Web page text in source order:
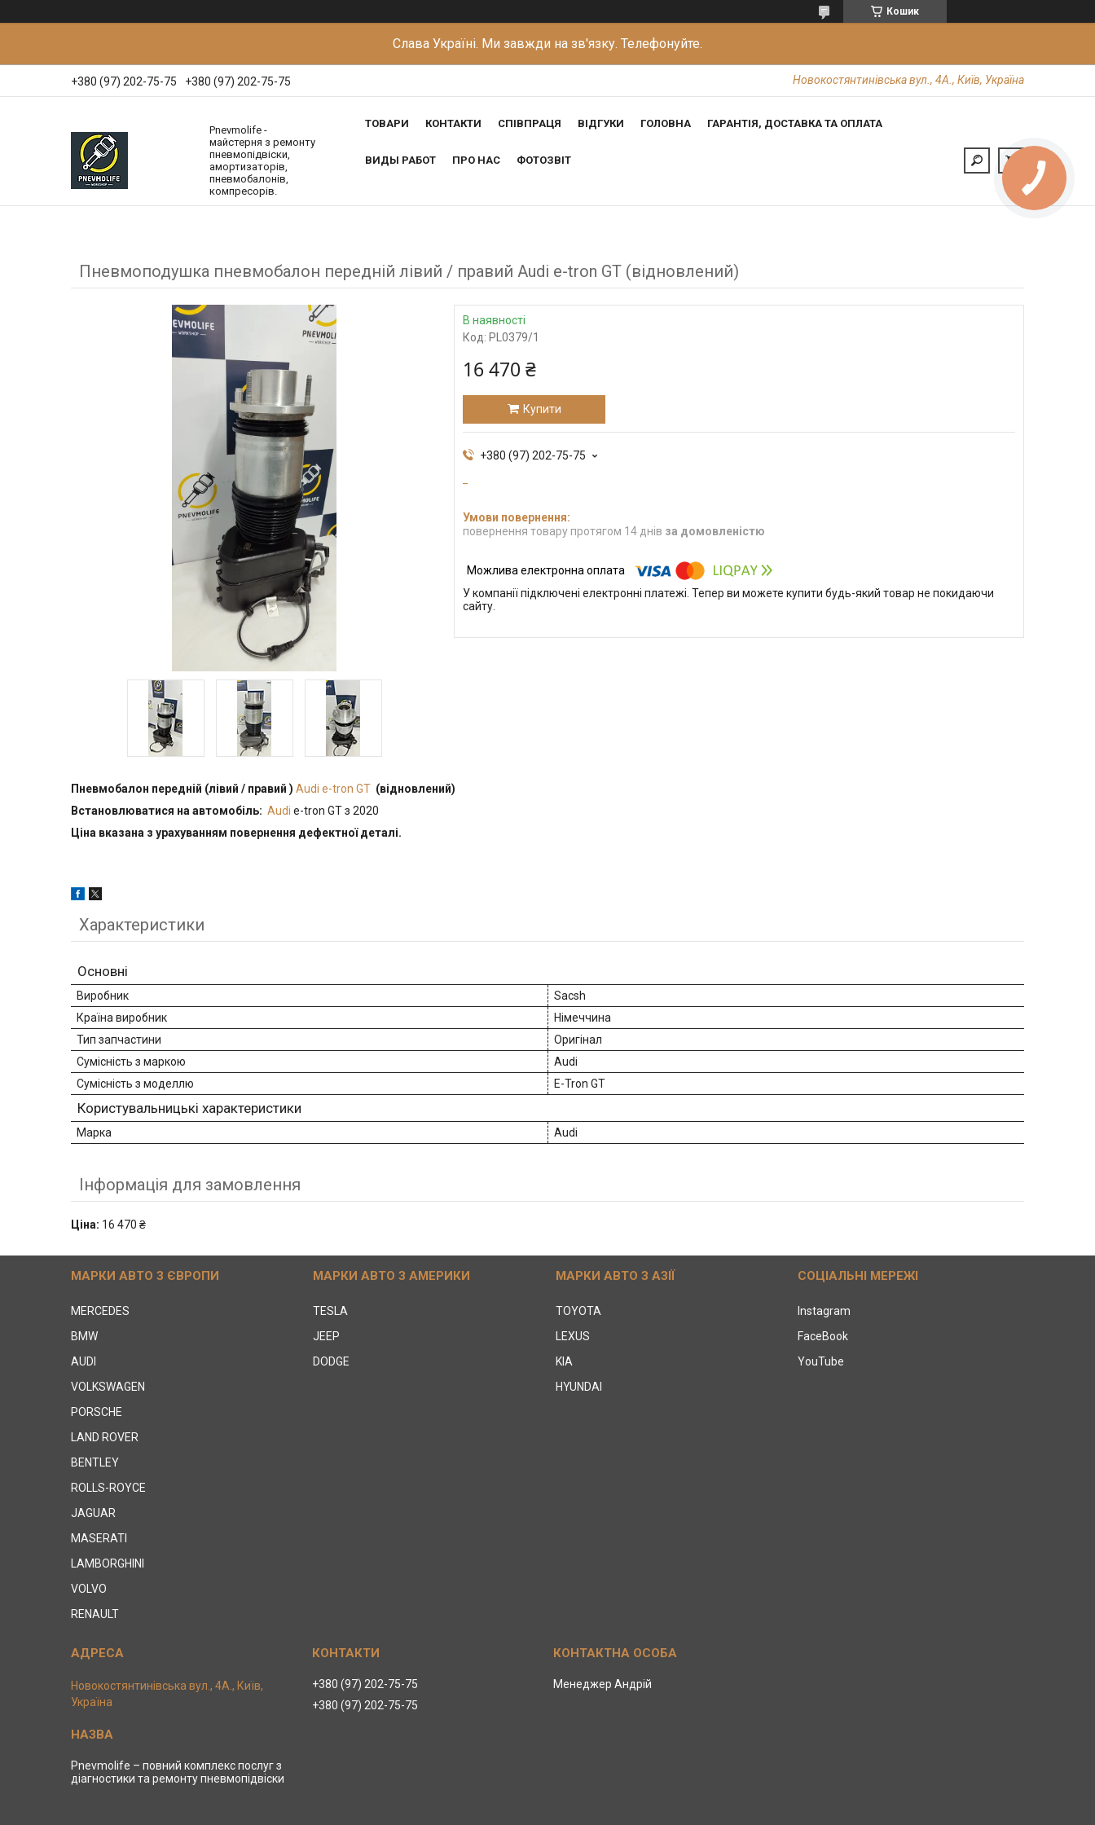
Кошик
Слава Україні. Ми завжди на зв'язку. Телефонуйте.
+380 (97) 202-75-75 +380 (97) 202-75-75 Новокостянтинівська вул., 4А., Київ, Україна
Pnevmolife -
майстерня з ремонту
пневмопідвіски,
амортизаторів,
пневмобалонів,
компресорів.
ТОВАРИ КОНТАКТИ СПІВПРАЦЯ ВІДГУКИ ГОЛОВНА ГАРАНТІЯ, ДОСТАВКА ТА ОПЛАТА
ВИДЫ РАБОТ ПРО НАС ФОТОЗВІТ
Пневмоподушка пневмобалон передній лівий / правий Audi e-tron GT (відновлений)
В наявності
Код: PL0379/1
16 470 ₴
Купити
+380 (97) 202-75-75
повернення товару протягом 14 днів за домовленістю
У компанії підключені електронні платежі. Тепер ви можете купити будь-який товар не покидаючи
сайту.
Пневмобалон передній (лівий / правий ) Audi e-tron GT (відновлений)
Встановлюватися на автомобіль: Audi e-tron GT з 2020
Ціна вказана з урахуванням повернення дефектної деталі.
Характеристики
Основні
Виробник
Sacsh
Країна виробник
Німеччина
Тип запчастини
Оригінал
Сумісність з маркою
Audi
Сумісність з моделлю
E-Tron GT
Користувальницькі характеристики
Марка Audi
Інформація для замовлення
Ціна: 16 470 ₴
МАРКИ АВТО З ЄВРОПИ
MERCEDES
BMW
AUDI
VOLKSWAGEN
PORSCHE
LAND ROVER
BENTLEY
ROLLS-ROYCE
JAGUAR
MASERATI
LAMBORGHINI
VOLVO
RENAULT
МАРКИ АВТО З АМЕРИКИ
TESLA
JEEP
DODGE
МАРКИ АВТО З АЗІЇ
TOYOTA
LEXUS
KIA
HYUNDAI
СОЦІАЛЬНІ МЕРЕЖІ
Instagram
FaceBook
YouTube
Новокостянтинівська вул., 4А., Київ,
Україна
Pnevmolife – повний комплекс послуг з
діагностики та ремонту пневмопідвіски
+380 (97) 202-75-75
+380 (97) 202-75-75
Менеджер Андрій